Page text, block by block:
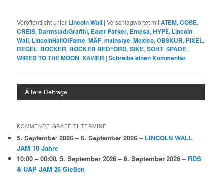
Veröffentlicht unter Lincoln Wall |Verschlagwortet mitATEM,COSE,
CREIS, DarmstadtGraffiti, Eater Parker, Emesa,HYPE, Lincoln
Wall, LincolnHallOfFame,MÄF,mainstye,Mexico,OBSKUR, PIXEL,
REGEL, ROCKER, ROCKER REDFORD,SIKE,SOHT,SPADE,
WIRED TO THE MOON,XAVIER |Schreibe einen Kommentar
Ältere Beiträge
KOMMENDE GRAFFITI TERMINE
5. September 2026 – 6. September 2026 – LINCOLN WALL
JAM 10 Jahre
10:00 – 00:00,5. September 2026 – 6. September 2026 – RDS
& UAP JAM 26 Gießen